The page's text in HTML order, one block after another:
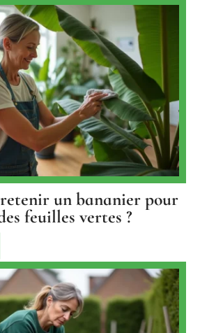
un bananier pour
feuilles vertes ?